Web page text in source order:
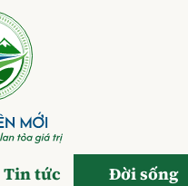
Tin tức Đời sống